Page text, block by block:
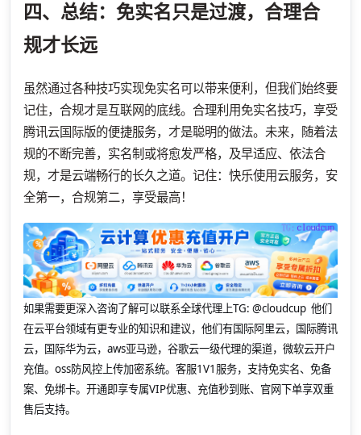
四、总结：免实名只是过渡，合理合
规才长远
虽然通过各种技巧实现免实名可以带来便利，但我们始终要
记住，合规才是互联网的底线。合理利用免实名技巧，享受
腾讯云国际版的便捷服务，才是聪明的做法。未来，随着法
规的不断完善，实名制或将愈发严格，及早适应、依法合
规，才是云端畅行的长久之道。记住：快乐使用云服务，安
全第一，合规第二，享受最高！
如果需要更深入咨询了解可以联系全球代理上TG: @cloudcup 他们
在云平台领域有更专业的知识和建议，他们有国际阿里云，国际腾讯
云，国际华为云，aws亚马逊，谷歌云一级代理的渠道，微软云开户
充值。oss防风控上传加密系统。客服1V1服务，支持免实名、免备
案、免绑卡。开通即享专属VIP优惠、充值秒到账、官网下单享双重
售后支持。